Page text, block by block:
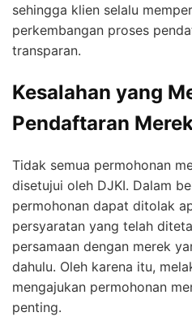
sehingga klien selalu
perkembangan proses
transparan.
Kesalahan yang
Pendaftaran
Tidak semua permohonan
disetujui oleh DJKI. Dalam
permohonan dapat ditolak
persyaratan yang telah
persamaan dengan merek
dahulu. Oleh karena itu,
mengajukan permohonan
penting.